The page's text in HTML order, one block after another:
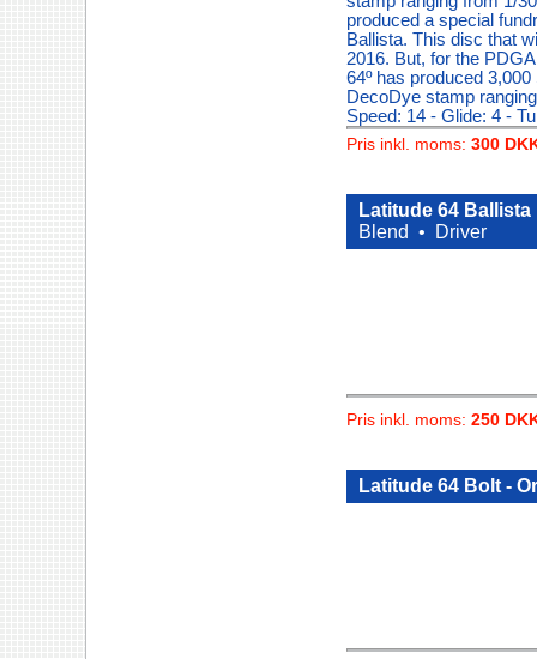
produced a special
Ballista. This disc that
2016. But, for the
64º has produced
DecoDye stamp
Speed: 14 - Glide: 4 -
Pris inkl. moms: 300
Latitude 64
Blend •
Driver
Pris inkl. moms: 250
Latitude 64 Bolt -